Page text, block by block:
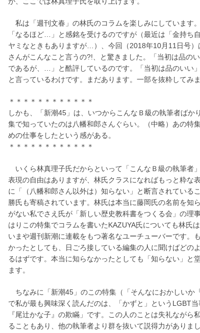
私は「週刊文春」の林氏のコラムを楽しみにしています
「なるほど…」と感銘を受けるのですが（最近は「金持ち
ヤミなときもありますが…）、今回（2018年10月11日号
さんがこんなこと言うの?!、と驚きました。「当初は品の
であるが、…」と酷評しているのです。「当初は品のいい
と言っているわけです。まだあります。一部を抜粋してみま
＊＊＊＊＊＊＊＊＊＊＊＊
しかも、「新潮45」は、いつからこんなＢ級の執筆者ばか
集で知っていたのは八幡和郎さんぐらい。（中略）あの特
めの仕事をしたという感がある。
＊＊＊＊＊＊＊＊＊＊＊＊
いくら林真理子氏だからといって「こんなＢ級の執筆者
表現の自由はありますが、林氏クラスになればもっと粋な
に「（八幡和郎さん以外は）知らない」と断言されている
勝氏も寄稿されています。林氏は本当に藤岡氏の名前を知
がない私でさえ氏が「新しい歴史教科書をつくる会」の理
はりこの特集でコラムを書いたKAZUYA氏についても林氏
いまや週刊新潮に連載をもつ著名なユーチューバーです。
かったとしても、日ごろ接している編集の人に聞けばどの
るはずです。本当に知らなかったとしても「知らない」と
ます。
ちなみに「新潮45」のこの特集（「そんなにおかしいか
で私が最も興味深く読んだのは、「かずと」というLGBT
『尾辻かな子』の欺瞞」です。この人のことは失礼ながら
ることもあり、他の執筆者より群を抜いて説得力がありま